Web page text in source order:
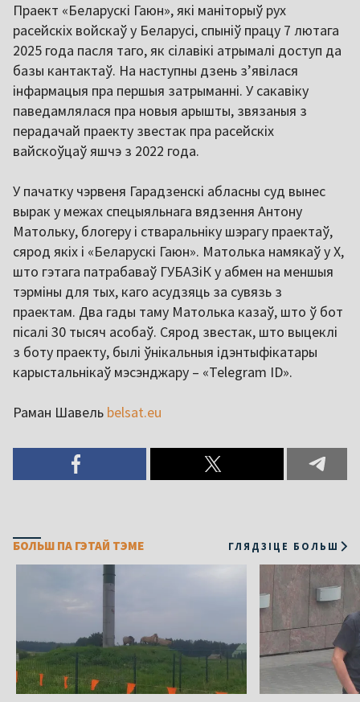
Праект «Беларускі Гаюн», які маніторыў рух
расейскіх войскаў у Беларусі, спыніў працу 7 лютага
2025 года пасля таго, як сілавікі атрымалі доступ да
базы кантактаў. На наступны дзень з’явілася
інфармацыя пра першыя затрыманні. У сакавіку
паведамлялася пра новыя арышты, звязаныя з
перадачай праекту звестак пра расейскіх
вайскоўцаў яшчэ з 2022 года.
У пачатку чэрвеня Гарадзенскі абласны суд вынес
вырак у межах спецыяльнага вядзення Антону
Матольку, блогеру і стваральніку шэрагу праектаў,
сярод якіх і «Беларускі Гаюн». Матолька намякаў у X,
што гэтага патрабаваў ГУБАЗіК у абмен на меншыя
тэрміны для тых, каго асудзяць за сувязь з
праектам. Два гады таму Матолька казаў, што ў бот
пісалі 30 тысяч асобаў. Сярод звестак, што выцеклі
з боту праекту, былі ўнікальныя ідэнтыфікатары
карыстальнікаў мэсэнджару – «Telegram ID».
Раман Шавель belsat.eu
БОЛЬШ ПА ГЭТАЙ ТЭМЕ ГЛЯДЗІЦЕ БОЛЬШ